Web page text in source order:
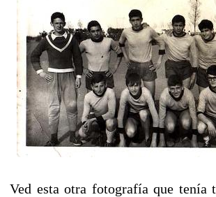
Ved esta otra fotografía que tenía